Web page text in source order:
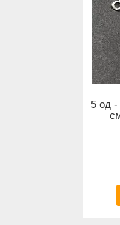
5 од